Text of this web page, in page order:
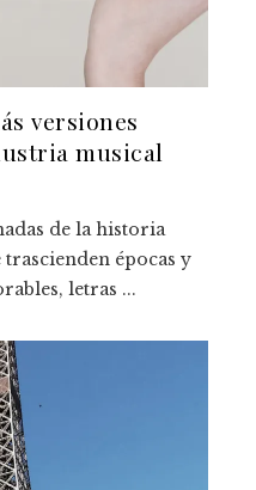
versiones
musical
de la historia
épocas y
letras ...